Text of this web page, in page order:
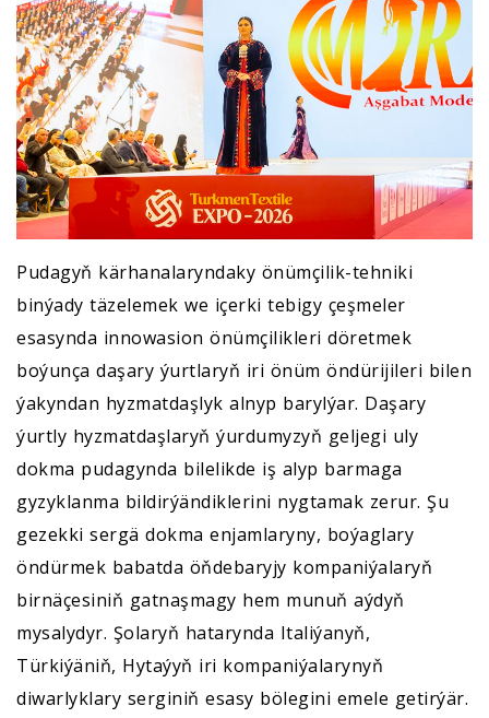
Pudagyň kärhanalaryndaky önümçilik-tehniki
binýady täzelemek we içerki tebigy çeşmeler
esasynda innowasion önümçilikleri döretmek
boýunça daşary ýurtlaryň iri önüm öndürijileri bilen
ýakyndan hyzmatdaşlyk alnyp barylýar. Daşary
ýurtly hyzmatdaşlaryň ýurdumyzyň geljegi uly
dokma pudagynda bilelikde iş alyp barmaga
gyzyklanma bildirýändiklerini nygtamak zerur. Şu
gezekki sergä dokma enjamlaryny, boýaglary
öndürmek babatda öňdebaryjy kompaniýalaryň
birnäçesiniň gatnaşmagy hem munuň aýdyň
mysalydyr. Şolaryň hatarynda Italiýanyň,
Türkiýäniň, Hytaýyň iri kompaniýalarynyň
diwarlyklary serginiň esasy bölegini emele getirýär.